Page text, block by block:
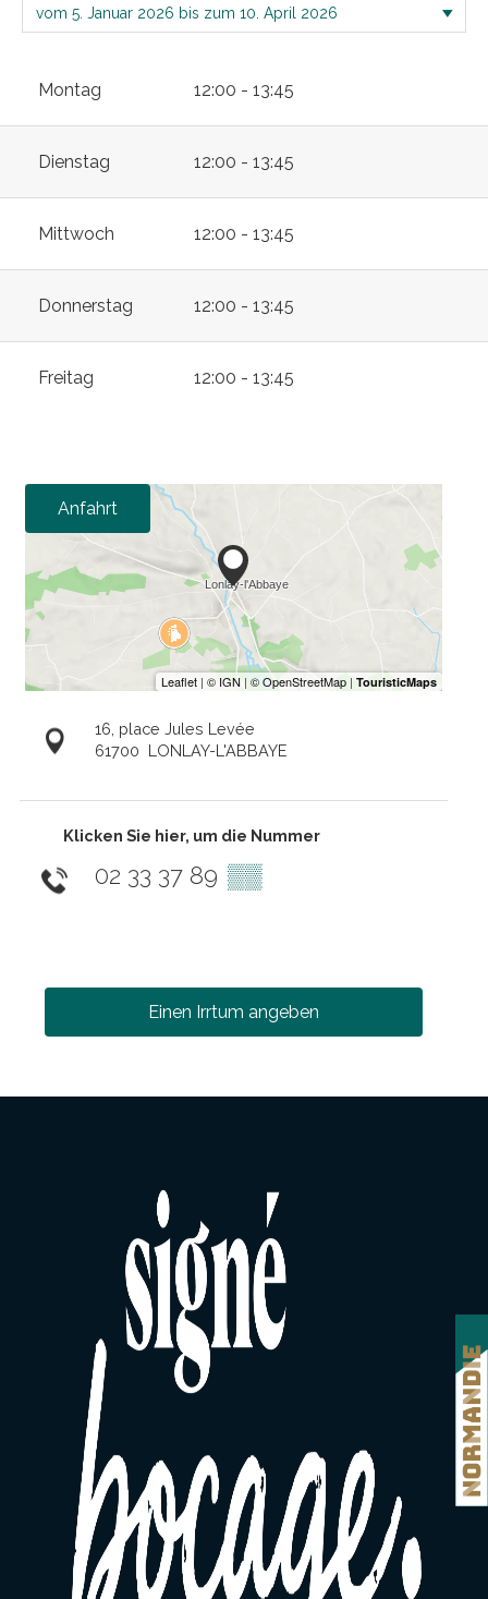
Montag 12:00 - 13:45
Dienstag 12:00 - 13:45
Mittwoch 12:00 - 13:45
Donnerstag 12:00 - 13:45
Freitag 12:00 - 13:45
Anfahrt
16, place Jules Levée
61700 LONLAY-L'ABBAYE
Klicken Sie hier, um die Nummer
02 33 37 89 ▒▒
Einen Irrtum angeben